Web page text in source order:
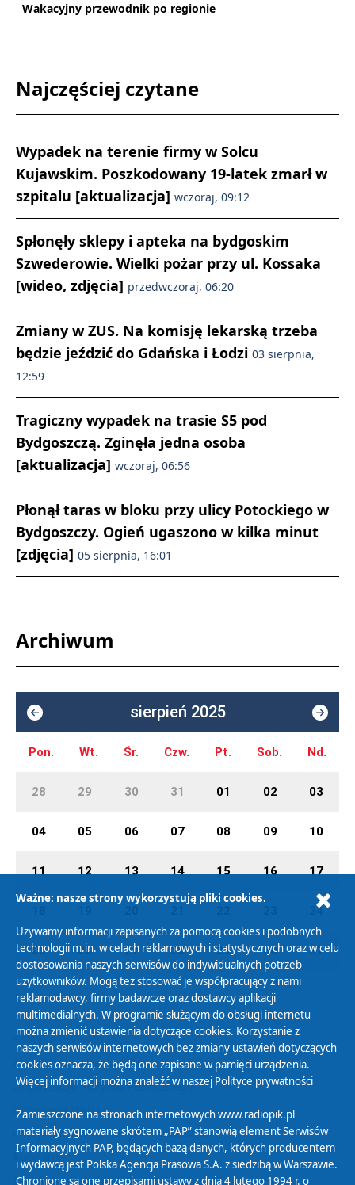
Wakacyjny przewodnik po regionie
Najczęściej czytane
Wypadek na terenie firmy w Solcu
Kujawskim. Poszkodowany 19-latek zmarł w
szpitalu [aktualizacja] wczoraj, 09:12
Spłonęły sklepy i apteka na bydgoskim
Szwederowie. Wielki pożar przy ul. Kossaka
[wideo, zdjęcia] przedwczoraj, 06:20
Zmiany w ZUS. Na komisję lekarską trzeba
będzie jeździć do Gdańska i Łodzi 03 sierpnia,
12:59
Tragiczny wypadek na trasie S5 pod
Bydgoszczą. Zginęła jedna osoba
[aktualizacja] wczoraj, 06:56
Płonął taras w bloku przy ulicy Potockiego w
Bydgoszczy. Ogień ugaszono w kilka minut
[zdjęcia] 05 sierpnia, 16:01
Archiwum
sierpień 2025
Pon. Wt. Śr. Czw. Pt. Sob. Nd.
28 29 30 31 01 02 03
04 05 06 07 08 09 10
11 12 13 14 15 16 17
24
25 26 27 28 29 30 31
Polityka Prywatności
Zasady korzystania z Serwisu
Organizacje Pożytku Publicznego
Cyfryzacja DAB+
Polityka ochrony danych osobowych
Abonament
Zamówienia publiczne
Ważne: nasze strony wykorzystują pliki cookies.
Używamy informacji zapisanych za pomocą cookies i podobnych
technologii m.in. w celach reklamowych i statystycznych oraz w celu
dostosowania naszych serwisów do indywidualnych potrzeb
użytkowników. Mogą też stosować je współpracujący z nami
reklamodawcy, firmy badawcze oraz dostawcy aplikacji
multimedialnych. W programie służącym do obsługi internetu
można zmienić ustawienia dotyczące cookies. Korzystanie z
naszych serwisów internetowych bez zmiany ustawień dotyczących
cookies oznacza, że będą one zapisane w pamięci urządzenia.
Więcej informacji można znaleźć w naszej Polityce prywatności
Zamieszczone na stronach internetowych www.radiopik.pl
materiały sygnowane skrótem „PAP” stanowią element Serwisów
Informacyjnych PAP, będących bazą danych, których producentem
i wydawcą jest Polska Agencja Prasowa S.A. z siedzibą w Warszawie.
Chronione są one przepisami ustawy z dnia 4 lutego 1994 r. o